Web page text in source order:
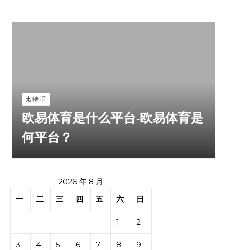
比特币
欧易体育是什么平台-欧易体育是
何平台？
2026 年 8 月
一
二 三 四 五 六 日
1 2
3 4 5 6 7 8 9